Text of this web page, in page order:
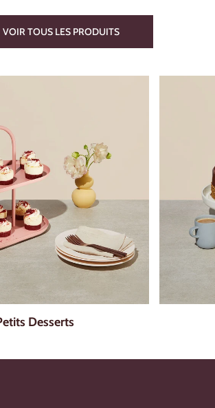
VOIR TOUS LES PRODUITS
Desserts